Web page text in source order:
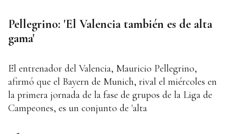
Pellegrino: 'El Valencia también es de alta
gama'
El entrenador del Valencia, Mauricio Pellegrino,
afirmó que el Bayern de Munich, rival el miércoles en
la primera jornada de la fase de grupos de la Liga de
Campeones, es un conjunto de 'alta